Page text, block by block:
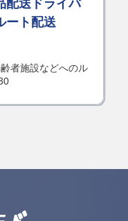
配送ドライバ
ート配送
者施設などへのル